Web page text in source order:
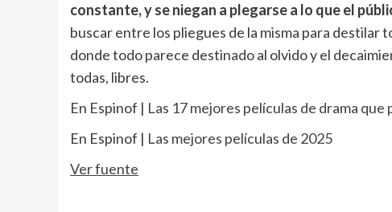
constante, y se niegan a plegarse a lo que el
buscar entre los pliegues de la misma para destilar
donde todo parece destinado al olvido y el
todas, libres.
En Espinof | Las 17 mejores películas de drama
En Espinof | Las mejores películas de 2025
Ver fuente